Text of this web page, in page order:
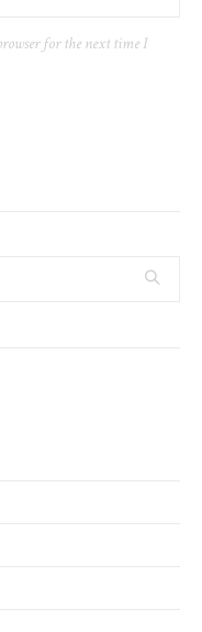
for the next time I